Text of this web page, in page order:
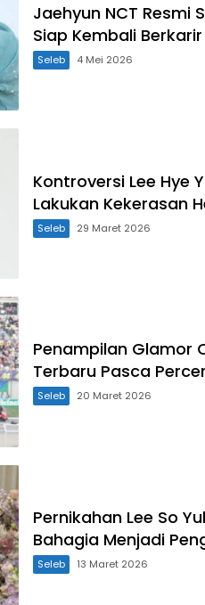
Jaehyun NCT Resmi
Siap Kembali Berkarir
Seleb 4 Mei 2026
Kontroversi Lee Hye
Lakukan Kekerasan
Seleb 29 Maret 2026
Penampilan Glamor
Terbaru Pasca
Seleb 20 Maret 2026
Pernikahan Lee So
Bahagia Menjadi
Seleb 13 Maret 2026